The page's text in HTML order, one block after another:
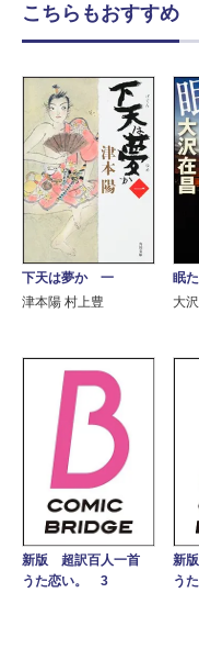
こちらもおすすめ
下天は夢か 一
津本陽 村上豊
眠
大
新版 超訳百人一首
うた恋い。 3
新
う